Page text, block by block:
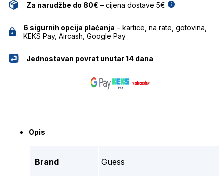
Za narudžbe do 80€ – cijena dostave 5€
6 sigurnih opcija plaćanja – kartice, na rate, gotovina,
KEKS Pay, Aircash, Google Pay
Jednostavan povrat unutar 14 dana
Opis
Brand Guess